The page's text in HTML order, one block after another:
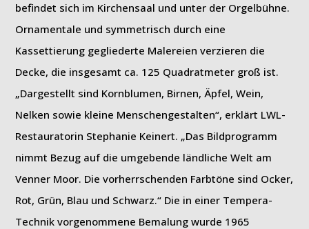
befindet sich im Kirchensaal und unter der Orgelbühne.
Ornamentale und symmetrisch durch eine
Kassettierung gegliederte Malereien verzieren die
Decke, die insgesamt ca. 125 Quadratmeter groß ist.
„Dargestellt sind Kornblumen, Birnen, Äpfel, Wein,
Nelken sowie kleine Menschengestalten“, erklärt LWL-
Restauratorin Stephanie Keinert. „Das Bildprogramm
nimmt Bezug auf die umgebende ländliche Welt am
Venner Moor. Die vorherrschenden Farbtöne sind Ocker,
Rot, Grün, Blau und Schwarz.“ Die in einer Tempera-
Technik vorgenommene Bemalung wurde 1965